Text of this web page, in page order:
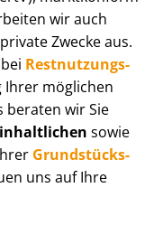
wir auch
Zwecke aus.
Rest­nut­zungs­
Ihrer möglichen
beraten wir Sie
inhaltlichen sowie
Grund­stücks­
uns auf Ihre